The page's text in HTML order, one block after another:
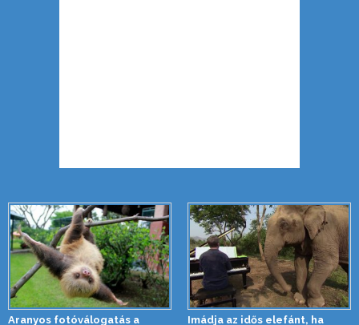
Aranyos fotóválogatás a Imádja az idős elefánt, ha